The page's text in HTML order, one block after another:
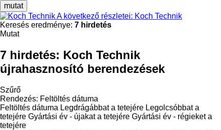
mutat
A következő részletei: Koch Technik
Keresés eredménye: 7 hirdetés
Mutat
7 hirdetés: Koch Technik
újrahasznosító berendezések
Szűrő
Rendezés: Feltöltés dátuma
Feltöltés dátuma Legdrágábbat a tetejére Legolcsóbbat a
tetejére Gyártási év - újakat a tetejére Gyártási év - régieket a
tetejére